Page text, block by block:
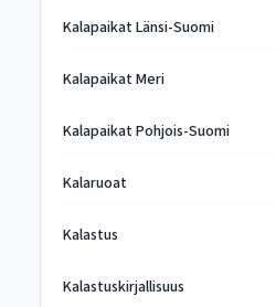
Kalapaikat Länsi-Suomi
Kalapaikat Meri
Kalapaikat Pohjois-Suomi
Kalaruoat
Kalastus
Kalastuskirjallisuus